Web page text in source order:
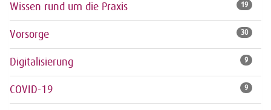
Wissen rund um die Praxis 19
Vorsorge 30
Digitalisierung 9
COVID-19 9